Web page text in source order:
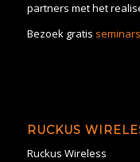
partners met het
Bezoek gratis seminars
RUCKUS
Ruckus Wireless